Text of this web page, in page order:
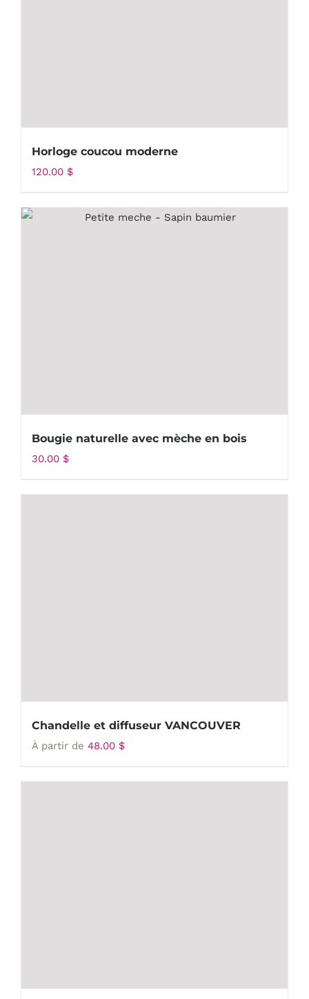
Horloge coucou moderne
120.00 $
Bougie naturelle avec mèche en bois
30.00 $
Chandelle et diffuseur VANCOUVER
À partir de 48.00 $